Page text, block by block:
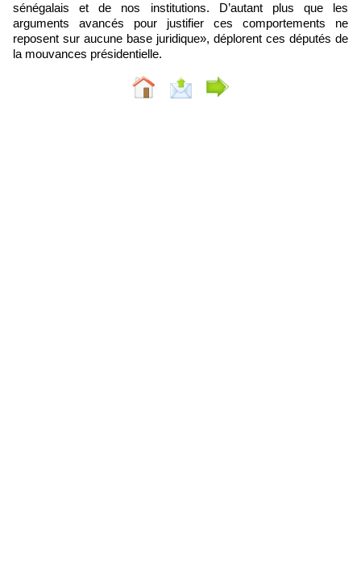
sénégalais et de nos institutions. D’autant plus que les
arguments avancés pour justifier ces comportements ne
reposent sur aucune base juridique», déplorent ces députés de
la mouvances présidentielle.